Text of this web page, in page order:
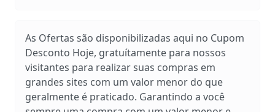
As Ofertas são disponibilizadas aqui no Cupom
Desconto Hoje, gratuítamente para nossos
visitantes para realizar suas compras em
grandes sites com um valor menor do que
geralmente é praticado. Garantindo a você